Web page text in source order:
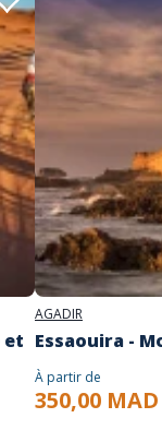
et
AGADIR
Essaouira -
À partir de
350,00 MAD